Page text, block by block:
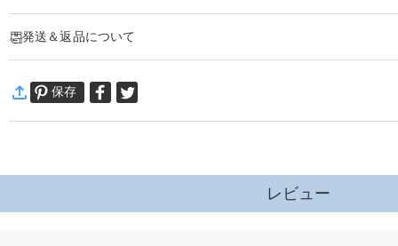
大切な家族のお名前をひとつに飾れる木製フォトフレームです。
ずっとそばに家族の絆を感じられるインテリアに！
発送＆返品について
万一、ご注文商品にご満足いただけない場合は、商品が到着後60日
詳細はこちら
保存
レビュー